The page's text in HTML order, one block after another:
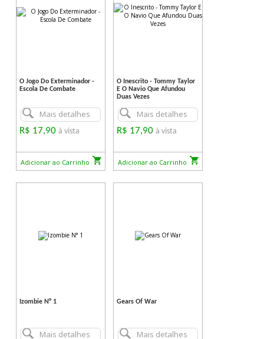
O Jogo Do Exterminador -
Escola De Combate
Mais detalhes
R$ 17,90à vista
Adicionar ao Carrinho
O Inescrito - Tommy Taylor
E O Navio Que Afundou
Duas Vezes
Mais detalhes
R$ 17,90à vista
Adicionar ao Carrinho
Izombie N° 1
Mais detalhes
Gears Of War
Mais detalhes